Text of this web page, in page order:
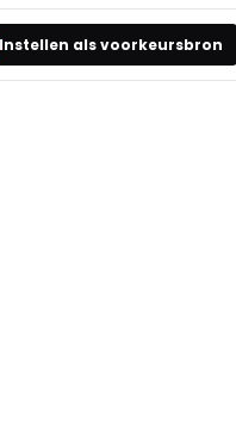
Instellen als voorkeursbron